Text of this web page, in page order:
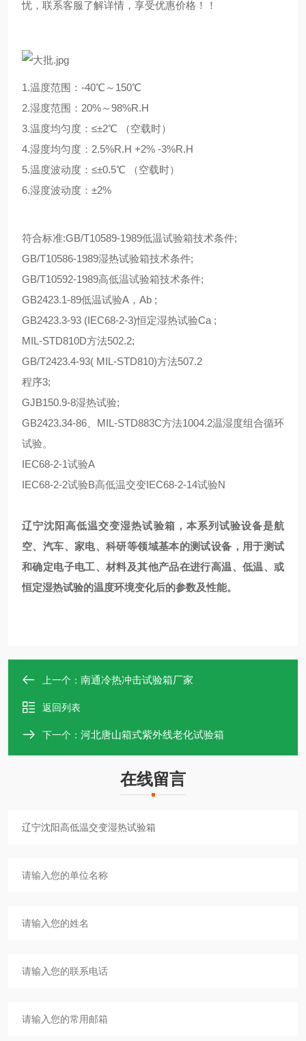
忧，联系客服了解详情，享受优惠价格！！
1.温度范围：-40℃～150℃
2.湿度范围：20%～98%R.H
3.温度均匀度：≤±2℃ （空载时）
4.湿度均匀度：2.5%R.H +2% -3%R.H
5.温度波动度：≤±0.5℃ （空载时）
6.湿度波动度：±2%
符合标准:GB/T10589-1989低温试验箱技术条件;
GB/T10586-1989湿热试验箱技术条件;
GB/T10592-1989高低温试验箱技术条件;
GB2423.1-89低温试验A，Ab ;
GB2423.3-93 (IEC68-2-3)恒定湿热试验Ca ;
MIL-STD810D方法502.2;
GB/T2423.4-93( MIL-STD810)方法507.2
程序3;
GJB150.9-8湿热试验;
GB2423.34-86、MIL-STD883C方法1004.2温湿度组合循环
试验。
IEC68-2-1试验A
IEC68-2-2试验B高低温交变IEC68-2-14试验N
辽宁沈阳高低温交变湿热试验箱 ， 本系列试验设备是航
空、汽车、家电、科研等领域基本的测试设备，用于测试
和确定电子电工、材料及其他产品在进行高温、低温、或
恒定湿热试验的温度环境变化后的参数及性能。
上一个： 南通冷热冲击试验箱厂家
返回列表
下一个： 河北唐山箱式紫外线老化试验箱
在线留言